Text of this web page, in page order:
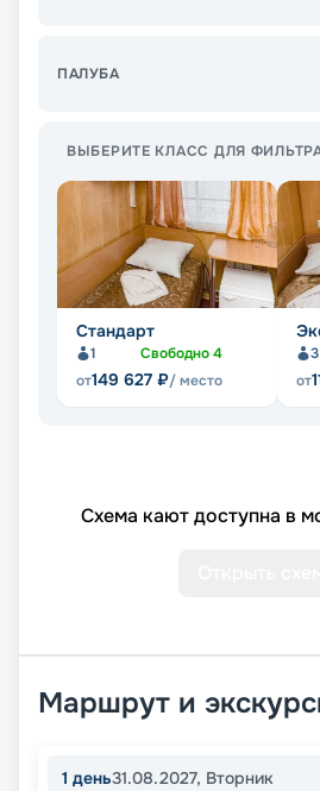
ПАЛУБА
ВЫБЕРИТЕ КЛАСС ДЛЯ
Стандарт
1 Свободно4
от149 627 ₽/ место
3
от
Схема кают доступна в
Маршрут и
1 день31.08.2027, Вторник